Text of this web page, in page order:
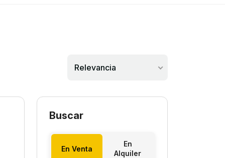
Relevancia
Buscar
En Venta
En
Alquiler